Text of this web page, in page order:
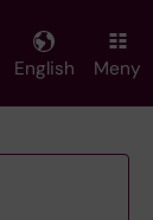
English Meny